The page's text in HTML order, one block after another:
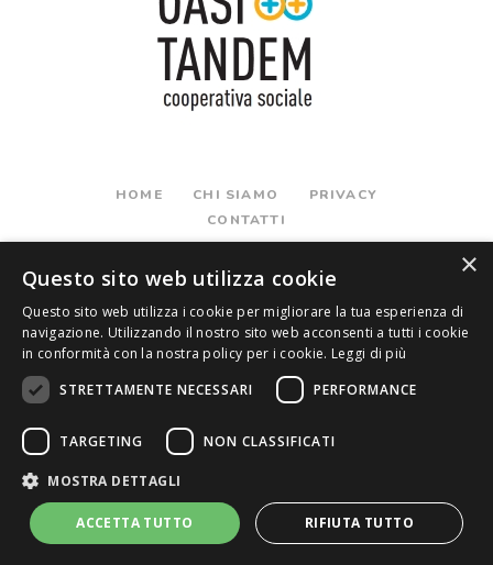
HOME CHI SIAMO
PRIVACY
CONTATTI
×
Questo sito web utilizza cookie
Questo sito web utilizza i cookie per migliorare la tua esperienza di
navigazione. Utilizzando il nostro sito web acconsenti a tutti i cookie
in conformità con la nostra policy per i cookie. Leggi di più
STRETTAMENTE NECESSARI
PERFORMANCE
TARGETING NON CLASSIFICATI
MOSTRA DETTAGLI
ACCETTA TUTTO RIFIUTA TUTTO